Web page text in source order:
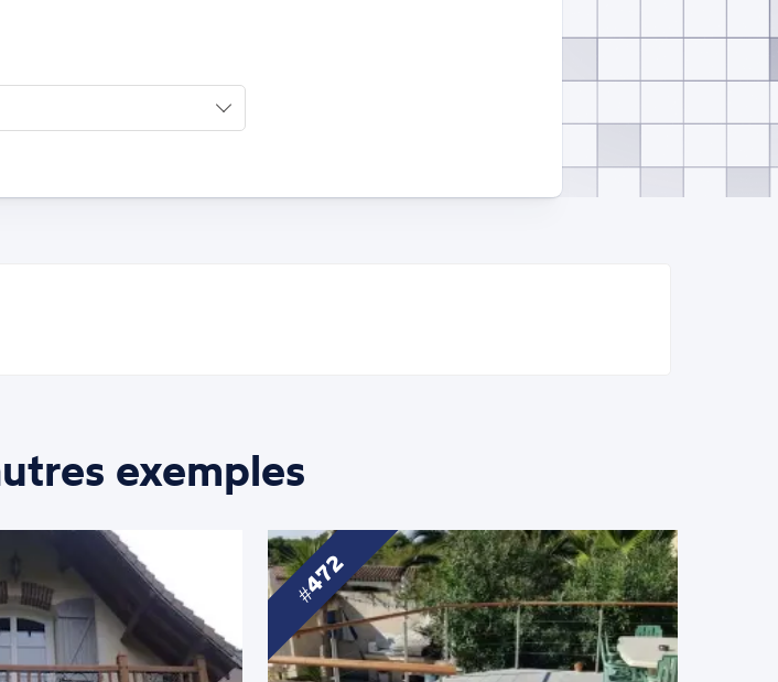
exemples
472